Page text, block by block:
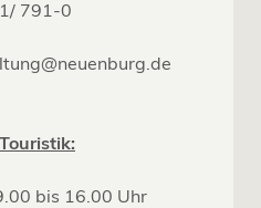
791-0
bis 16.00 Uhr